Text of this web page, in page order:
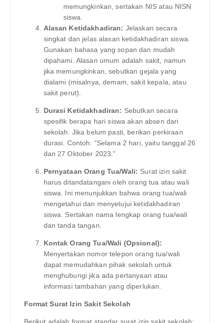
memungkinkan, sertakan NIS atau NISN
siswa.
Alasan Ketidakhadiran: Jelaskan secara
singkat dan jelas alasan ketidakhadiran siswa.
Gunakan bahasa yang sopan dan mudah
dipahami. Alasan umum adalah sakit, namun
jika memungkinkan, sebutkan gejala yang
dialami (misalnya, demam, sakit kepala, atau
sakit perut).
Durasi Ketidakhadiran: Sebutkan secara
spesifik berapa hari siswa akan absen dari
sekolah. Jika belum pasti, berikan perkiraan
durasi. Contoh: “Selama 2 hari, yaitu tanggal 26
dan 27 Oktober 2023.”
Pernyataan Orang Tua/Wali: Surat izin sakit
harus ditandatangani oleh orang tua atau wali
siswa. Ini menunjukkan bahwa orang tua/wali
mengetahui dan menyetujui ketidakhadiran
siswa. Sertakan nama lengkap orang tua/wali
dan tanda tangan.
Kontak Orang Tua/Wali (Opsional):
Menyertakan nomor telepon orang tua/wali
dapat memudahkan pihak sekolah untuk
menghubungi jika ada pertanyaan atau
informasi tambahan yang diperlukan.
Format Surat Izin Sakit Sekolah